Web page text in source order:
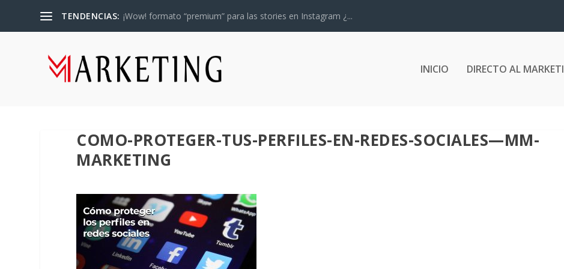
TENDENCIAS: ¡Wow! formato “premium” para las stories en Instagram ¿...
INICIO DIRECTO AL
COMO-PROTEGER-TUS-PERFILES-EN-REDES-SOCIALES—MM-
MARKETING